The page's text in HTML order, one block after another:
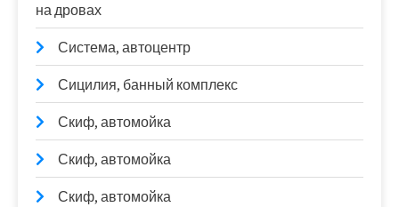
на дровах
Система, автоцентр
Сицилия, банный комплекс
Скиф, автомойка
Скиф, автомойка
Скиф, автомойка